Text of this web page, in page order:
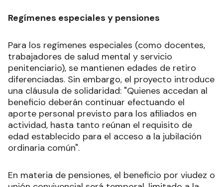
Regímenes especiales y pensiones
Para los regímenes especiales (como docentes,
trabajadores de salud mental y servicio
penitenciario), se mantienen edades de retiro
diferenciadas. Sin embargo, el proyecto introduce
una cláusula de solidaridad: "Quienes accedan al
beneficio deberán continuar efectuando el
aporte personal previsto para los afiliados en
actividad, hasta tanto reúnan el requisito de
edad establecido para el acceso a la jubilación
ordinaria común".
En materia de pensiones, el beneficio por viudez o